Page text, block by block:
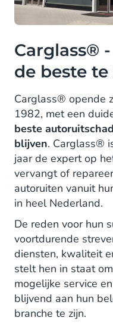
Carglass®
de beste te
Carglass® opende
1982, met een
beste
blijven. Carglass®
jaar de expert op
vervangt of
autoruiten vanuit
in heel Nederland.
De reden voor hun
voortdurende
diensten, kwaliteit
stelt hen in staat
mogelijke service
blijvend aan hun
branche te zijn.